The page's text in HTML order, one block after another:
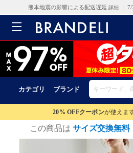
熊本地震の影響による配送遅延 詳細 ｜
カテゴリ ブランド
20% OFFクーポンが使えま
この商品は サイズ交換無料